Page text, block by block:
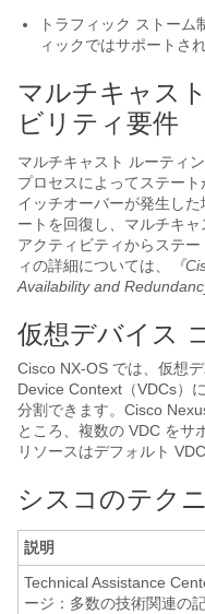
トラフィック ストー
ィックではサポートさ
マルチキャス
ビリティ要件
マルチキャスト ルーティ
プロセスによってステー
イッチオーバーが発生し
ートを回復し、マルチキ
アクティビティからステ
ィの詳細については、
『
Availability and
仮想デバイス
Cisco NX-OS では、仮想
Device Context（VDCs）
分割できます。Cisco
ところ、複数の VDC をサ
リソースはデフォルト
シスコのテク
説明
Technical Assistance
ージ：多数の技術関連の